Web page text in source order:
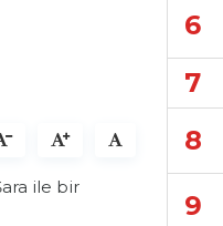
ile bir
6
7
8
9